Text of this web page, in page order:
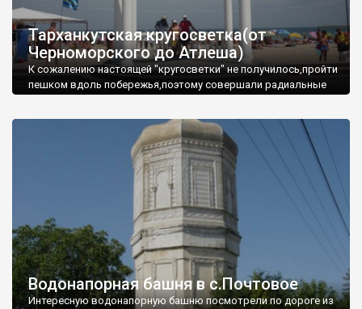
Тарханкутская кругосветка(от
Черноморского до Атлеша)
К сожалению настоящей "кругосветки" не получилось,пройти
пешком вдоль побережья,поэтому совершали радиальные
Водонапорная башня в с.Почтовое
Интересную водонапорную башню посмотрели по дороге из